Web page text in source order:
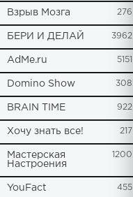
Взрыв Мозга 276
БЕРИ И ДЕЛАЙ 3962
AdMe.ru 5151
Domino Show 308
BRAIN TIME 922
Хочу знать все! 217
Мастерская
Настроения
1200
YouFact 455